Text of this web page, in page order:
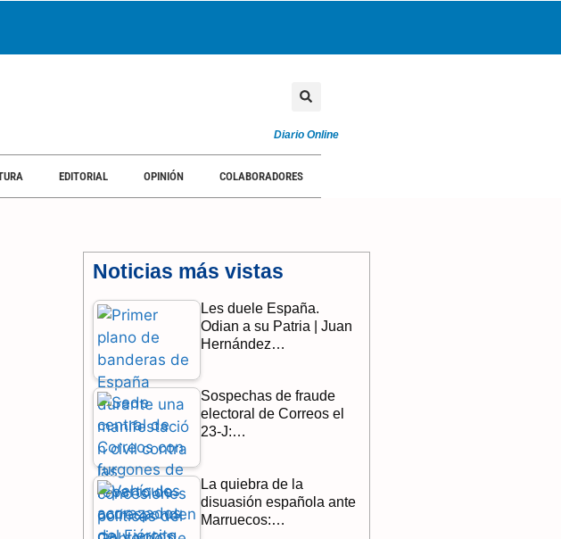
Diario Online
EDITORIAL OPINIÓN COLABORADORES
Noticias más vistas
Les duele España.
Odian a su Patria | Juan
Hernández…
Sospechas de fraude
electoral de Correos el
23-J:…
La quiebra de la
disuasión española ante
Marruecos:…